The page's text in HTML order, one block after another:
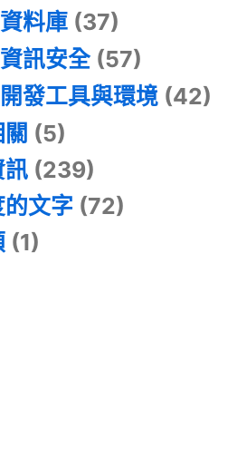
資料庫(37)
資訊安全(57)
開發工具與環境(42)
(5)
訊 (239)
文字 (72)
(1)